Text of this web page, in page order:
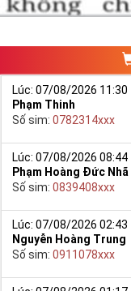
trang chủ. Đây là danh
Ngoài ra quý khách
khảo thêm Sim
Lúc: 07/08/2026 11:30
Phạm Thinh
Số sim: 0782314xxx
Lúc: 07/08/2026 08:44
Phạm Hoàng Đức Nhã
Số sim: 0839408xxx
Lúc: 07/08/2026 02:43
Nguyễn Hoàng Trung
Số sim: 0911078xxx